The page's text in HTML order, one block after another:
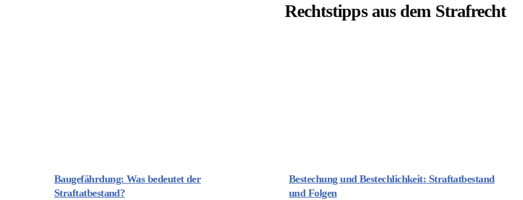
Rechtstipps aus dem Strafrecht
Baugefährdung: Was bedeutet der
Straftatbestand?
Bestechung und Bestechlichkeit: Straftatbestand
und Folgen